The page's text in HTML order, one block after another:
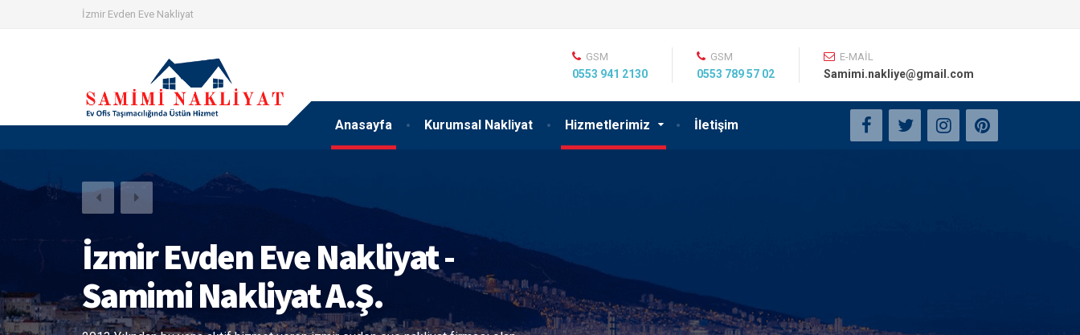
İzmir Evden Eve Nakliyat
Anasayfa Kurumsal Nakliyat Hizmetlerimiz İletişim
GSM
0553 941 2130
GSM
0553 789 57 02
E-MAİL
Samimi.nakliye@gmail.com
Sigortalı Nakliyat İle Eşya
Güvenliğini Arttırıyoruz